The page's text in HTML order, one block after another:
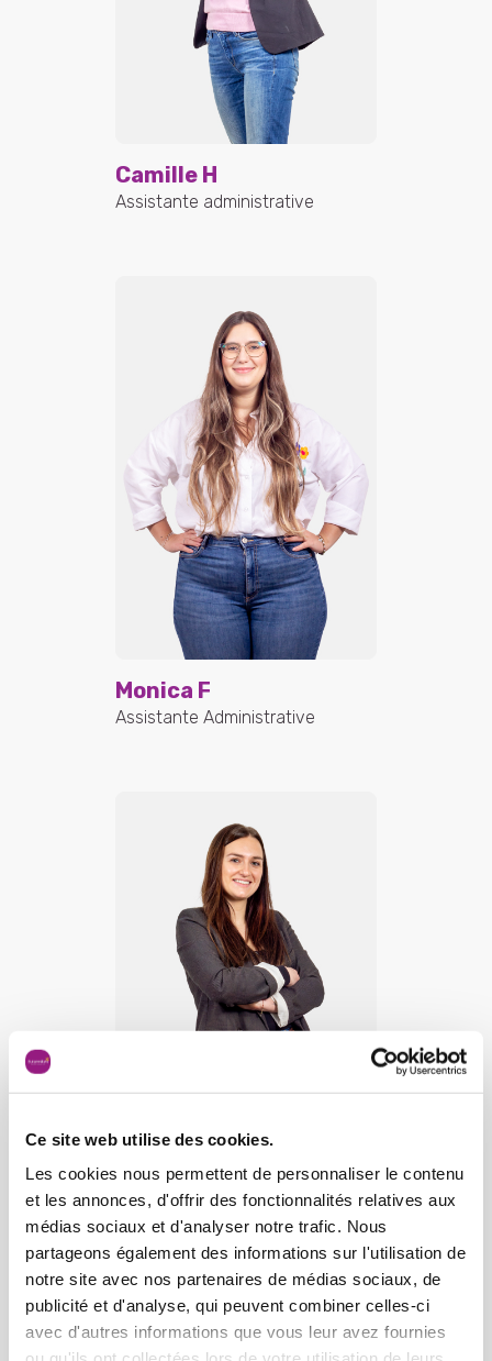
Ce site web utilise des cookies.
Les cookies nous permettent de personnaliser le contenu
et les annonces, d'offrir des fonctionnalités relatives aux
médias sociaux et d'analyser notre trafic. Nous
partageons également des informations sur l'utilisation de
notre site avec nos partenaires de médias sociaux, de
publicité et d'analyse, qui peuvent combiner celles-ci
avec d'autres informations que vous leur avez fournies
Camille H
Assistante administrative
Monica F
Assistante Administrative
Ines G
Assistante Administrative